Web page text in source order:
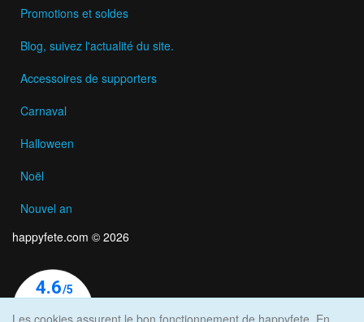
Promotions et soldes
Blog, suivez l'actualité du site.
Accessoires de supporters
Carnaval
Halloween
Noël
Nouvel an
happyfete.com © 2026
Les cookies assurent le bon fonctionnement de happyfete. En